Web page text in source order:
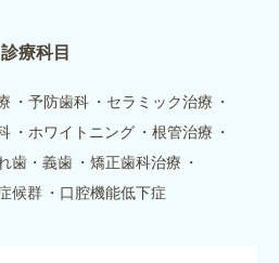
診療科目
予防歯科
セラミック治療
ホワイトニング
根管治療
歯・義歯
矯正歯科治療
候群
口腔機能低下症